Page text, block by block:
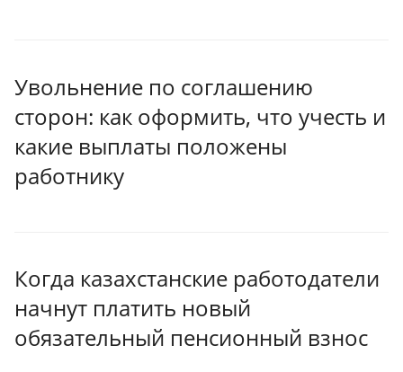
Увольнение по соглашению
сторон: как оформить, что учесть и
какие выплаты положены
работнику
Когда казахстанские работодатели
начнут платить новый
обязательный пенсионный взнос